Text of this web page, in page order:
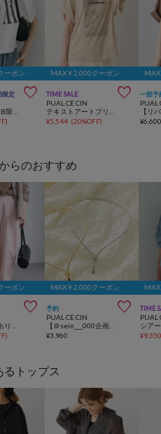
ーポン
限定 
)
MAX￥2,000クーポン
TIME SALE 
PUAL CE CIN
¥5,544 (20%OFF)
一部予
PUAL
¥
らのおすすめ
ーポン

)
MAX￥2,000クーポン
予約 
PUAL CE CIN
【＠sein___000企画】フロントフックメタルチョーカー
¥3,960
TIME
PUAL
¥
トップス